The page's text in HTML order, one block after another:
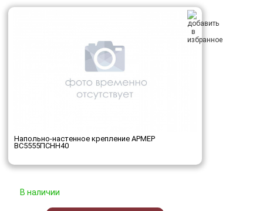
Напольно-настенное крепление АРМЕР
ВС5555ПСНН40
В наличии